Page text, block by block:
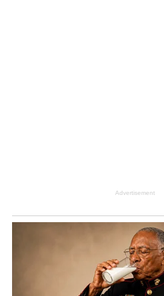
Advertisement